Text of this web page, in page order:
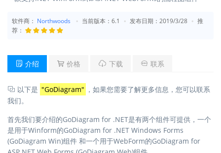
软件商： Northwoods 当前版本：6.1 发布日期：2019/3/28
推
荐：
介绍 价格 下载 联系
以下是 "GoDiagram" ，如果您需要了解更多信息，您可以联系
我们。
首先我们要介绍的GoDiagram for .NET是有两个组件可提供，一个
是用于Winform的GoDiagram for .NET Windows Forms
(GoDiagram Win)组件 和一个用于WebForm的GoDiagram for